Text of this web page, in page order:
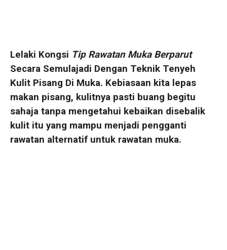
Lelaki Kongsi Tip Rawatan Muka Berparut
Secara Semulajadi Dengan Teknik Tenyeh
Kulit Pisang Di Muka. Kebiasaan kita lepas
makan pisang, kulitnya pasti buang begitu
sahaja tanpa mengetahui kebaikan disebalik
kulit itu yang mampu menjadi pengganti
rawatan alternatif untuk rawatan muka.